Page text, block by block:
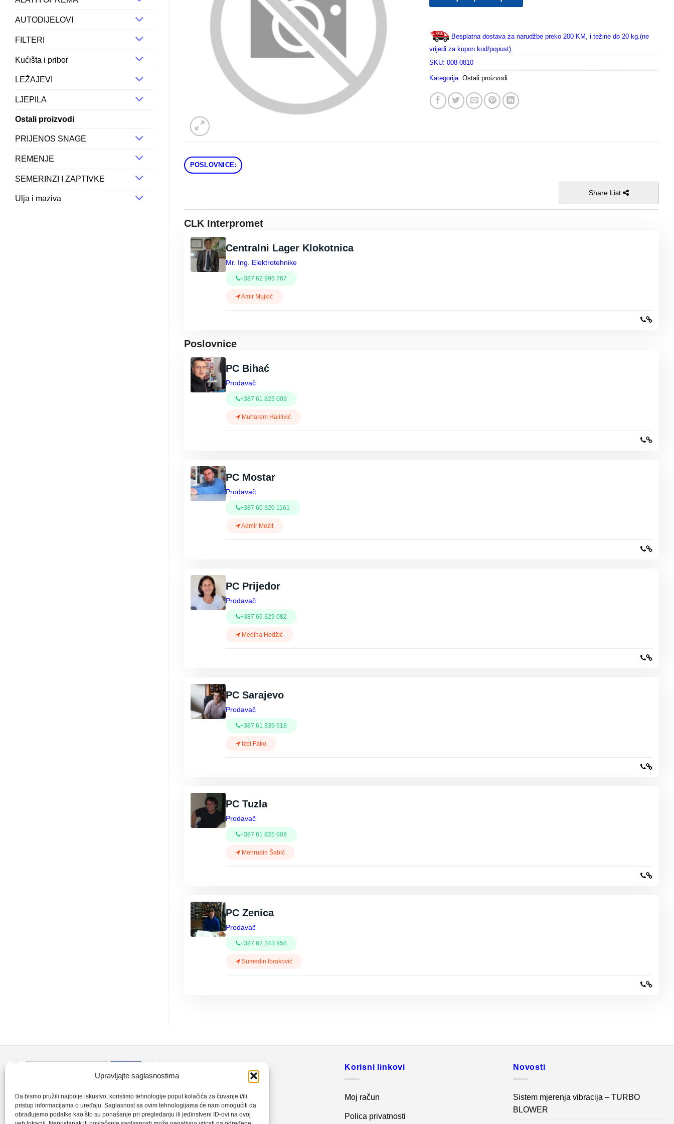
Upravljajte saglasnostima
Da bismo pružili najbolje iskustvo, koristimo tehnologije poput kolačića za čuvanje i/ili
pristup informacijama o uređaju. Saglasnost sa ovim tehnologijama će nam omogućiti da
obrađujemo podatke kao što su ponašanje pri pregledanju ili jedinstveni ID-ovi na ovoj
AUTODIJELOVI
FILTERI
Kućišta i pribor
LEŽAJEVI
LJEPILA
Ostali proizvodi
PRIJENOS SNAGE
REMENJE
SEMERINZI I ZAPTIVKE
Ulja i maziva
Besplatna dostava za narudžbe preko 200 KM, i težine do 20 kg.(ne
vrijedi za kupon kod/popust)
SKU: 008-0810
Kategorija: Ostali proizvodi
POSLOVNICE:
Share List
CLK Interpromet
Centralni Lager Klokotnica
Mr. Ing. Elektrotehnike
+387 62 995 767
Amir Mujkić
Poslovnice
PC Bihać
Prodavač
+387 61 825 009
Muharem Halilivić
PC Mostar
Prodavač
+387 60 320 1161
Admir Mezit
PC Prijedor
Prodavač
+387 66 329 082
Mediha Hodžić
PC Sarajevo
Prodavač
+387 61 339 618
Izet Fako
PC Tuzla
Prodavač
+387 61 825 009
Mehrudin Šabić
PC Zenica
Prodavač
+387 62 243 958
Sumedin Ibraković
CLK-Interpromet d.o.o. posluje u sastavu
grupe SKF distributera od 1996. godine,
gdje s ponosom mozemo reci da smo
+387 35 720 560
clkm@bih.net.ba
Korisni linkovi
Moj račun
Polica privatnosti
Novosti
Sistem mjerenja vibracija – TURBO
BLOWER